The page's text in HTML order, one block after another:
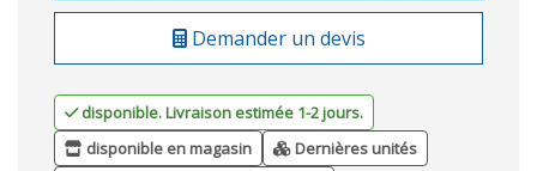
Demander un devis
disponible. Livraison estimée 1-2 jours.
disponible en magasin
Dernières unités